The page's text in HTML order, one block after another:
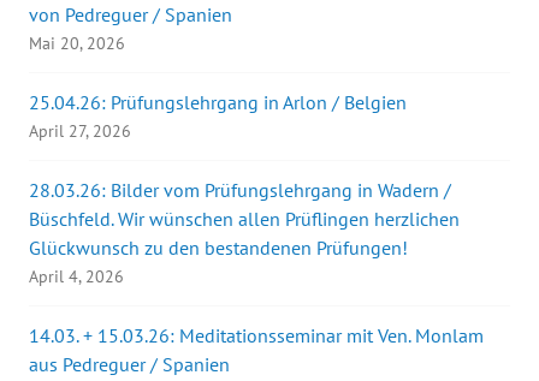
von Pedreguer / Spanien
Mai 20, 2026
25.04.26: Prüfungslehrgang in Arlon / Belgien
April 27, 2026
28.03.26: Bilder vom Prüfungslehrgang in Wadern /
Büschfeld. Wir wünschen allen Prüflingen herzlichen
Glückwunsch zu den bestandenen Prüfungen!
April 4, 2026
14.03. + 15.03.26: Meditationsseminar mit Ven. Monlam
aus Pedreguer / Spanien